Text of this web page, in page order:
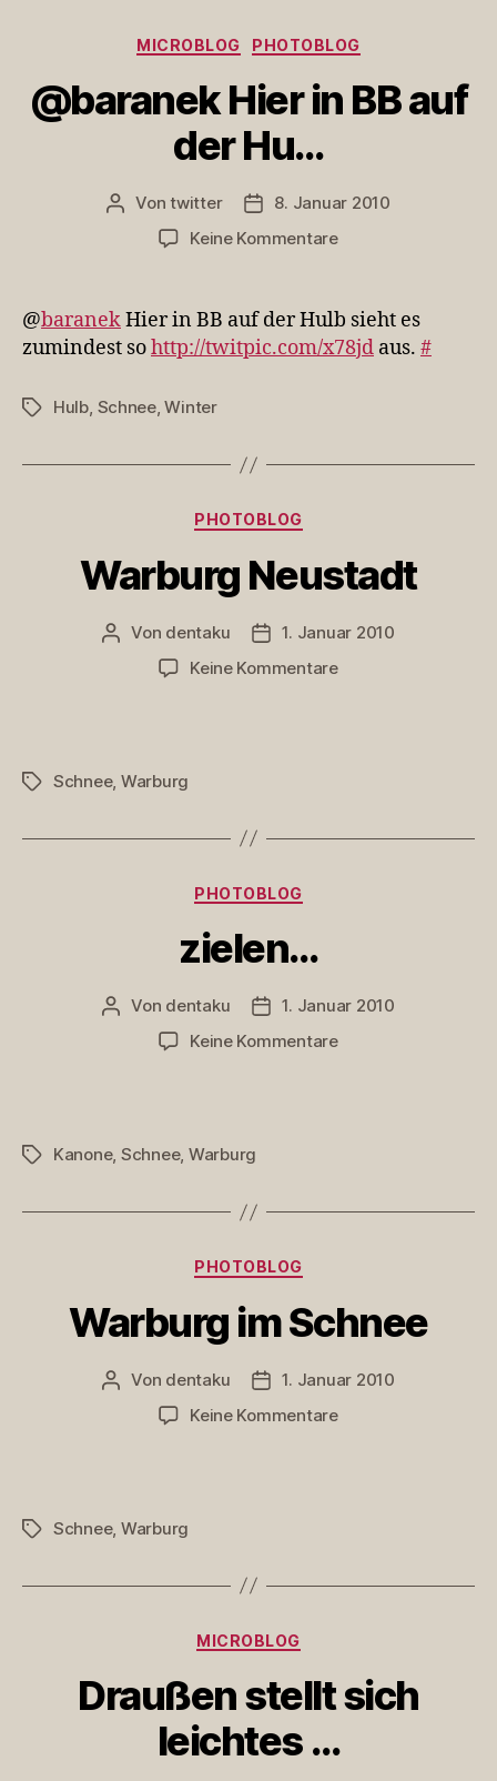
Kategorien
MICROBLOG PHOTOBLOG
@baranek Hier in BB auf
der Hu…
Beitragsautor
Vontwitter Veröffentlichungsdatum
8. Januar 2010
Keine Kommentarezu
in
BB
auf
@baranekHier in BB auf der Hulb sieht es
zumindest sohttp://twitpic.com/x78jd aus. #
Schlagwörter
Hulb, Schnee,Winter
Kategorien
PHOTOBLOG
Warburg Neustadt
Beitragsautor
Von dentaku Veröffentlichungsdatum
1. Januar 2010
Keine Kommentarezu
Schlagwörter
Schnee, Warburg
Kategorien
PHOTOBLOG
zielen…
Beitragsautor
Von dentaku Veröffentlichungsdatum
1. Januar 2010
Keine Kommentarezu
Schlagwörter
Kanone, Schnee, Warburg
Kategorien
PHOTOBLOG
Warburg im Schnee
Beitragsautor
Von dentaku Veröffentlichungsdatum
1. Januar 2010
Keine Kommentarezu
Schlagwörter
Schnee, Warburg
Kategorien
MICROBLOG
Draußen stellt sich
leichtes …